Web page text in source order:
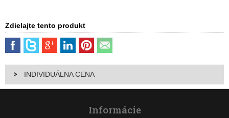
Zdielajte tento produkt
INDIVIDUÁLNA CENA
Informácie